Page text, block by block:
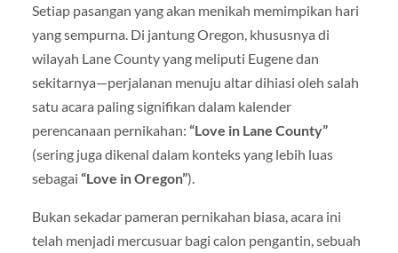
Setiap pasangan yang akan menikah memimpikan hari
yang sempurna. Di jantung Oregon, khususnya di
wilayah Lane County yang meliputi Eugene dan
sekitarnya—perjalanan menuju altar dihiasi oleh salah
satu acara paling signifikan dalam kalender
perencanaan pernikahan: “Love in Lane County”
(sering juga dikenal dalam konteks yang lebih luas
sebagai “Love in Oregon”).
Bukan sekadar pameran pernikahan biasa, acara ini
telah menjadi mercusuar bagi calon pengantin, sebuah